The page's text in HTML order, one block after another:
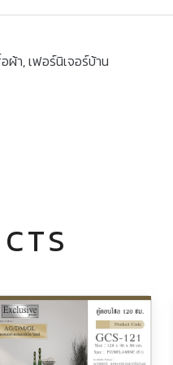
ผ้า,เฟอร์นิเจอร์บ้าน